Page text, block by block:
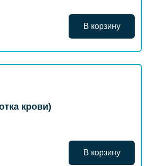
В корзину
крови)
В корзину